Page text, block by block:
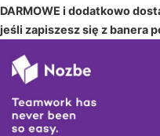
DARMOWE i dodatkowo
jeśli zapiszesz się z banera